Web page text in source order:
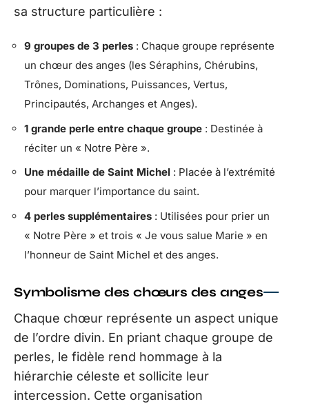
sa structure particulière :
9 groupes de 3 perles : Chaque groupe représente
un chœur des anges (les Séraphins, Chérubins,
Trônes, Dominations, Puissances, Vertus,
Principautés, Archanges et Anges).
1 grande perle entre chaque groupe : Destinée à
réciter un « Notre Père ».
Une médaille de Saint Michel : Placée à l’extrémité
pour marquer l’importance du saint.
4 perles supplémentaires : Utilisées pour prier un
« Notre Père » et trois « Je vous salue Marie » en
l’honneur de Saint Michel et des anges.
Symbolisme des chœurs des anges
Chaque chœur représente un aspect unique
de l’ordre divin. En priant chaque groupe de
perles, le fidèle rend hommage à la
hiérarchie céleste et sollicite leur
intercession. Cette organisation